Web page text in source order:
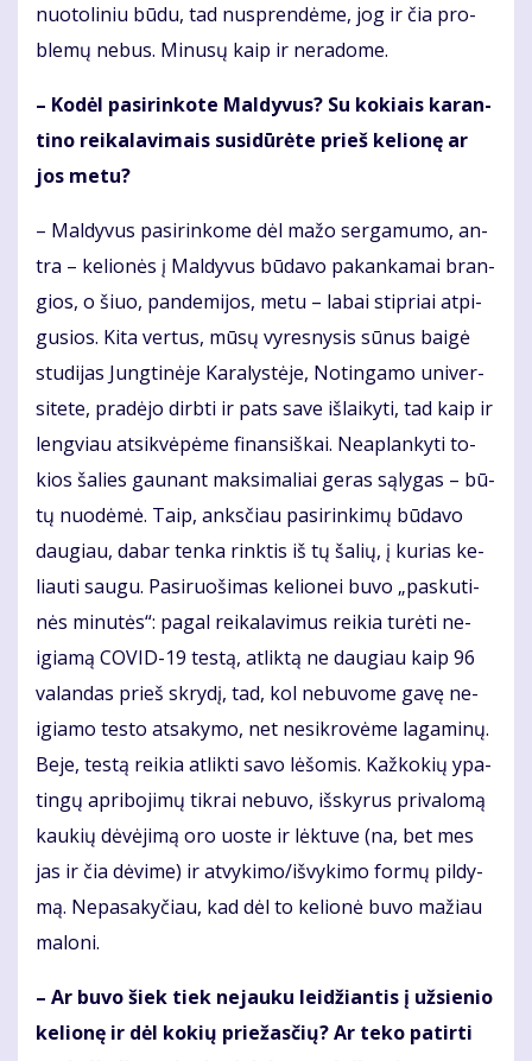
nuo­to­li­niu bū­du, tad nu­spren­dė­me, jog ir čia pro­
ble­mų ne­bus. Mi­nu­sų kaip ir ne­ra­do­me.
– Ko­dėl pa­si­rin­ko­te Mal­dy­vus? Su ko­kiais ka­ran­
ti­no rei­ka­la­vi­mais su­si­dū­rė­te prieš ke­lio­nę ar
jos me­tu?
– Mal­dy­vus pa­si­rin­ko­me dėl ma­žo ser­ga­mu­mo, an­
tra – ke­lio­nės į Mal­dy­vus bū­da­vo pa­kan­ka­mai bran­
gios, o šiuo, pan­de­mi­jos, me­tu – la­bai stip­riai at­pi­
gu­sios. Ki­ta ver­tus, mū­sų vy­res­ny­sis sū­nus bai­gė
stu­di­jas Jung­ti­nė­je Ka­ra­lys­tė­je, No­tin­ga­mo uni­ver­
si­te­te, pra­dė­jo dirb­ti ir pats sa­ve iš­lai­ky­ti, tad kaip ir
leng­viau at­si­kvė­pė­me fi­nan­siš­kai. Ne­ap­lan­ky­ti to­
kios ša­lies gau­nant mak­si­ma­liai ge­ras są­ly­gas – bū­
tų nuo­dė­mė. Taip, anks­čiau pa­si­rin­ki­mų bū­da­vo
dau­giau, da­bar ten­ka rink­tis iš tų ša­lių, į ku­rias ke­
liau­ti sau­gu. Pa­si­ruo­ši­mas ke­lio­nei bu­vo „pas­ku­ti­
nės mi­nu­tės“: pa­gal rei­ka­la­vi­mus rei­kia tu­rė­ti ne­
igia­mą CO­VID-19 tes­tą, at­lik­tą ne dau­giau kaip 96
va­lan­das prieš skry­dį, tad, kol ne­bu­vo­me ga­vę ne­
igia­mo tes­to at­sa­ky­mo, net ne­si­kro­vė­me la­ga­mi­nų.
Be­je, tes­tą rei­kia at­lik­ti sa­vo lė­šo­mis. Kaž­ko­kių ypa­
tin­gų ap­ri­bo­ji­mų tik­rai ne­bu­vo, iš­sky­rus pri­va­lo­mą
kau­kių dė­vė­ji­mą oro uos­te ir lėk­tu­ve (na, bet mes
jas ir čia dė­vi­me) ir at­vy­ki­mo/iš­vy­ki­mo for­mų pil­dy­
mą. Ne­pa­sa­ky­čiau, kad dėl to ke­lio­nė bu­vo ma­žiau
ma­lo­ni.
– Ar bu­vo šiek tiek ne­jau­ku lei­džian­tis į už­sie­nio
ke­lio­nę ir dėl ko­kių prie­žas­čių? Ar te­ko pa­tir­ti